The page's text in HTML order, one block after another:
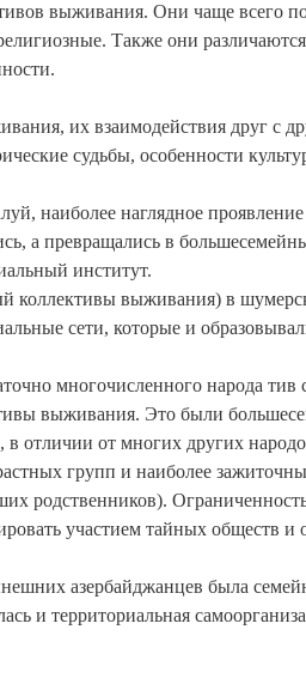
выживания. Они чаще всего
Также они
их взаимодействия друг с
судьбы, особенности
наиболее наглядное
а превращались в
институт.
выживания) в
сети, которые и
многочисленного народа
выживания. Это были
отличии от многих других
групп и наиболее
родственников).
участием тайных обществ
азербайджанцев была
и территориальная